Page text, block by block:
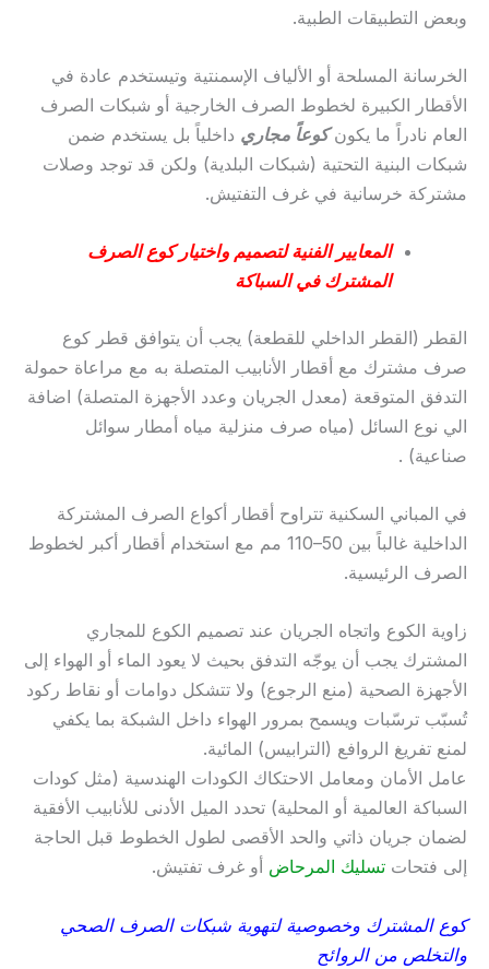
وبعض التطبيقات الطبية.
الخرسانة المسلحة أو الألياف الإسمنتية وتيستخدم عادة في
الأقطار الكبيرة لخطوط الصرف الخارجية أو شبكات الصرف
العام نادراً ما يكونكوعاً مجاري داخلياً بل يستخدم ضمن
شبكات البنية التحتية (شبكات البلدية) ولكن قد توجد وصلات
مشتركة خرسانية في غرف التفتيش.
المعايير الفنية لتصميم واختيار كوع الصرف
المشترك في السباكة
القطر (القطر الداخلي للقطعة) يجب أن يتوافق قطر كوع
صرف مشترك مع أقطار الأنابيب المتصلة به مع مراعاة حمولة
التدفق المتوقعة (معدل الجريان وعدد الأجهزة المتصلة) اضافة
الي نوع السائل (مياه صرف منزلية مياه أمطار سوائل
صناعية) .
في المباني السكنية تتراوح أقطار أكواع الصرف المشتركة
الداخلية غالباً بين 50–110 مم مع استخدام أقطار أكبر لخطوط
الصرف الرئيسية.
زاوية الكوع واتجاه الجريان عند تصميم الكوع للمجاري
المشترك يجب أن يوجّه التدفق بحيث لا يعود الماء أو الهواء إلى
الأجهزة الصحية (منع الرجوع) ولا تتشكل دوامات أو نقاط ركود
تُسبّب ترسّبات ويسمح بمرور الهواء داخل الشبكة بما يكفي
لمنع تفريغ الروافع (الترابيس) المائية.
عامل الأمان ومعامل الاحتكاك الكودات الهندسية (مثل كودات
السباكة العالمية أو المحلية) تحدد الميل الأدنى للأنابيب الأفقية
لضمان جريان ذاتي والحد الأقصى لطول الخطوط قبل الحاجة
إلى فتحات تسليك المرحاض أو غرف تفتيش.
كوع المشترك وخصوصية لتهوية شبكات الصرف الصحي
والتخلص من الروائح